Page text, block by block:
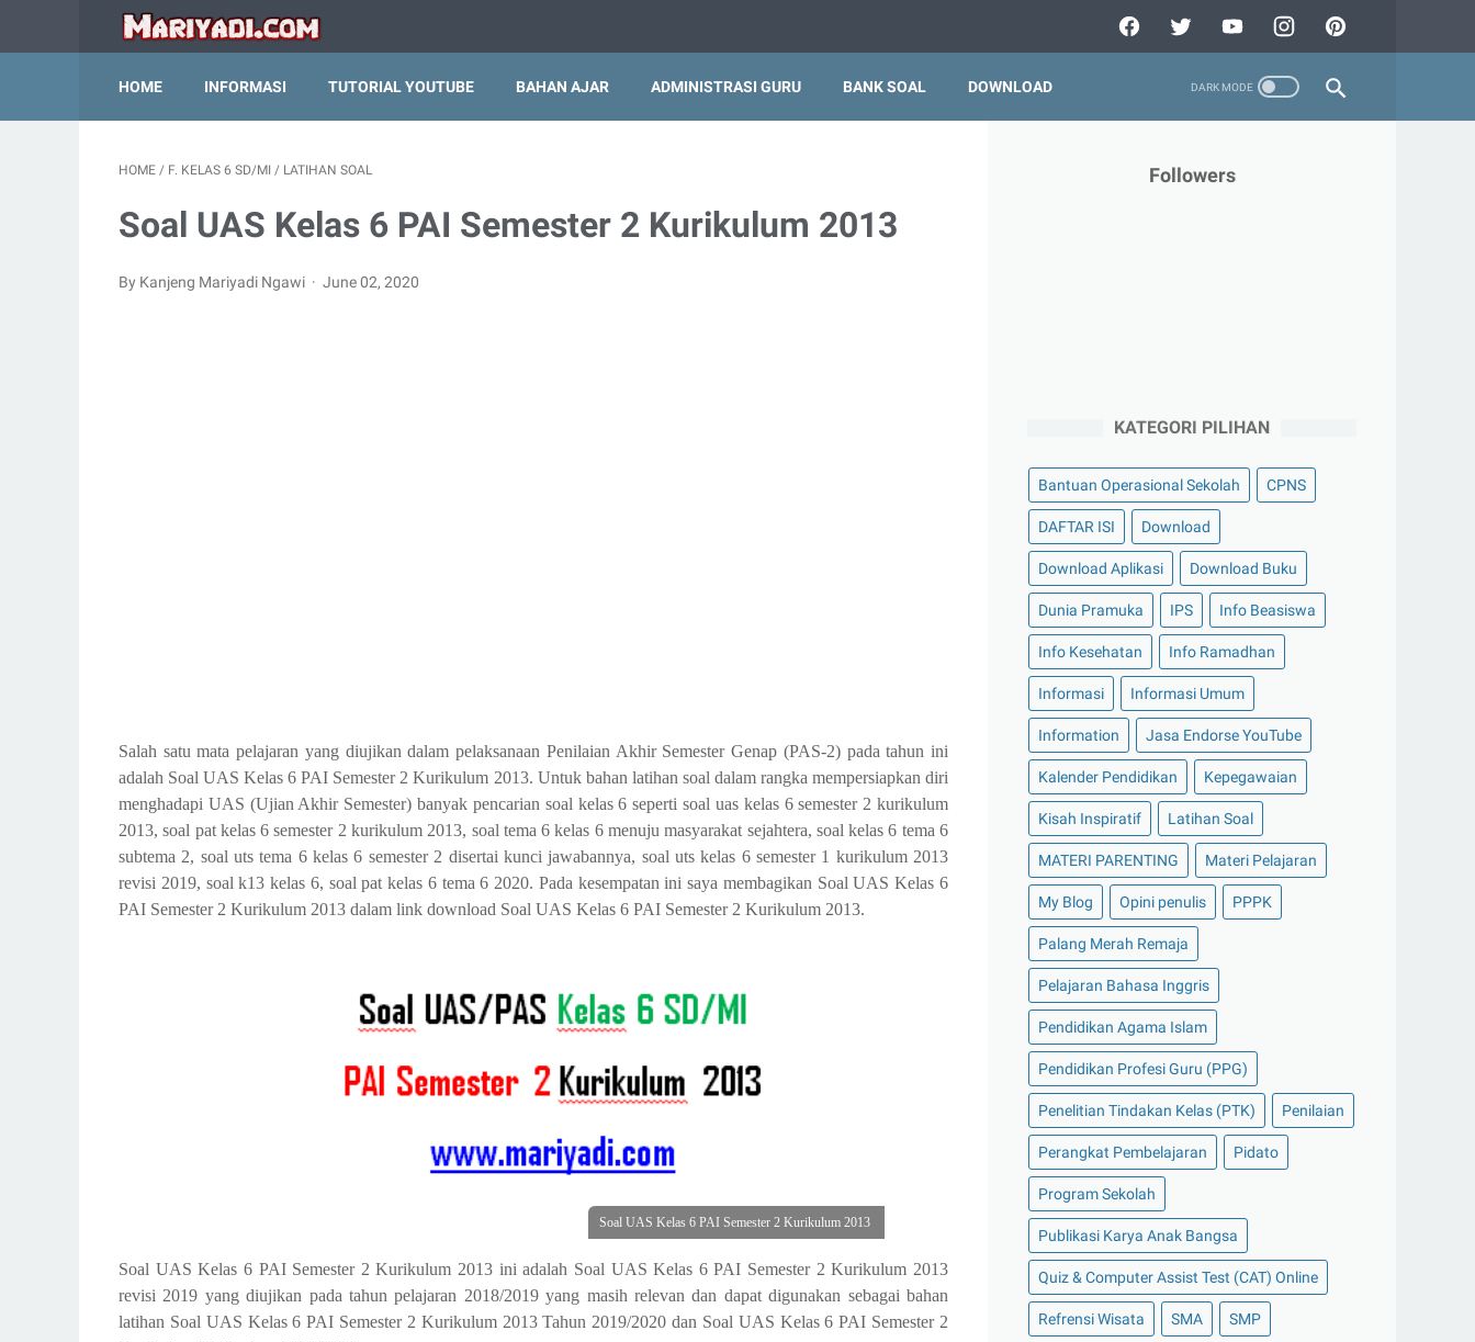
HOME INFORMASI TUTORIAL YOUTUBE BAHAN AJAR ADMINISTRASI GURU BANK SOAL DOWNLOAD
HOME / F. KELAS 6 SD/MI / LATIHAN SOAL
Soal UAS Kelas 6 PAI Semester 2 Kurikulum 2013
By Kanjeng Mariyadi Ngawi June 02, 2020
Salah satu mata pelajaran yang diujikan dalam pelaksanaan Penilaian Akhir Semester Genap (PAS-2) pada tahun ini
adalah Soal UAS Kelas 6 PAI Semester 2 Kurikulum 2013. Untuk bahan latihan soal dalam rangka mempersiapkan diri
menghadapi UAS (Ujian Akhir Semester) banyak pencarian soal kelas 6 seperti soal uas kelas 6 semester 2 kurikulum
2013, soal pat kelas 6 semester 2 kurikulum 2013, soal tema 6 kelas 6 menuju masyarakat sejahtera, soal kelas 6 tema 6
subtema 2, soal uts tema 6 kelas 6 semester 2 disertai kunci jawabannya, soal uts kelas 6 semester 1 kurikulum 2013
revisi 2019, soal k13 kelas 6, soal pat kelas 6 tema 6 2020. Pada kesempatan ini saya membagikan Soal UAS Kelas 6
PAI Semester 2 Kurikulum 2013 dalam link download Soal UAS Kelas 6 PAI Semester 2 Kurikulum 2013.
Soal UAS Kelas 6 PAI Semester 2 Kurikulum 2013
Soal UAS Kelas 6 PAI Semester 2 Kurikulum 2013 ini adalah Soal UAS Kelas 6 PAI Semester 2 Kurikulum 2013
revisi 2019 yang diujikan pada tahun pelajaran 2018/2019 yang masih relevan dan dapat digunakan sebagai bahan
latihan Soal UAS Kelas 6 PAI Semester 2 Kurikulum 2013 Tahun 2019/2020 dan Soal UAS Kelas 6 PAI Semester 2
Followers
KATEGORI PILIHAN
Bantuan Operasional Sekolah CPNS
DAFTAR ISI Download
Download Aplikasi Download Buku
Dunia Pramuka IPS Info Beasiswa
Info Kesehatan Info Ramadhan
Informasi Informasi Umum
Information Jasa Endorse YouTube
Kalender Pendidikan Kepegawaian
Kisah Inspiratif Latihan Soal
MATERI PARENTING Materi Pelajaran
My Blog Opini penulis PPPK
Palang Merah Remaja
Pelajaran Bahasa Inggris
Pendidikan Agama Islam
Pendidikan Profesi Guru (PPG)
Penelitian Tindakan Kelas (PTK) Penilaian
Perangkat Pembelajaran Pidato
Program Sekolah
Publikasi Karya Anak Bangsa
Quiz & Computer Assist Test (CAT) Online
Refrensi Wisata SMA SMP